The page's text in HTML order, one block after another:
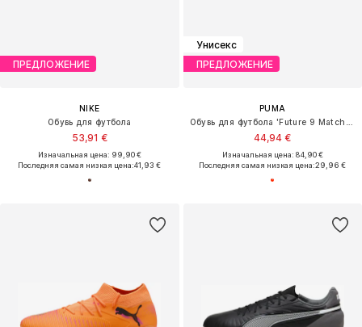
ПРЕДЛОЖЕНИЕ
NIKE
Обувь для футбола
53,91 €
Изначальная цена: 99,90 €
Последняя самая низкая цена:41,93 €
Унисекс
ПРЕДЛОЖЕНИЕ
PUMA
44,94 €
Изначальная цена: 84,90 €
Последняя самая низкая цена:29,96 €